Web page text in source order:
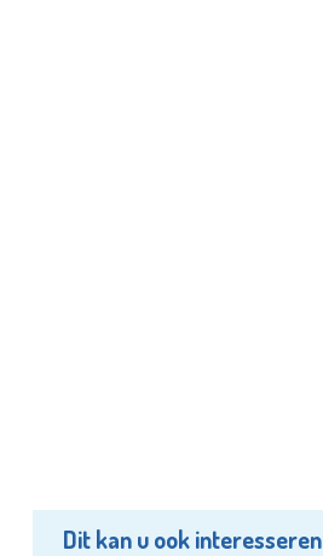
Dit kan u ook interesseren